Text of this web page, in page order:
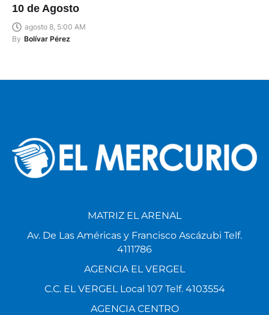
10 de Agosto
agosto 8, 5:00 AM
By Bolívar Pérez
MATRIZ EL ARENAL
Av. De Las Américas y Francisco Ascázubi Telf.
4111786
AGENCIA EL VERGEL
C.C. EL VERGEL Local 107 Telf. 4103554
AGENCIA CENTRO